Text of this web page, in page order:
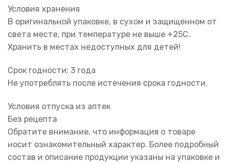
Условия хранения
В оригинальной упаковке, в сухом и защищенном от
света месте, при температуре не выше +25С.
Хранить в местах недоступных для детей!
Срок годности: 3 года
Не употреблять после истечения срока годности.
Условия отпуска из аптек
Без рецепта
Обратите внимание, что информация о товаре
носит ознакомительный характер. Более подробный
состав и описание продукции указаны на упаковке и